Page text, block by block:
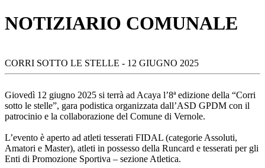
NOTIZIARIO COMUNALE
CORRI SOTTO LE STELLE - 12 GIUGNO 2025
Giovedì 12 giugno 2025 si terrà ad Acaya l’8ª edizione della “Corri
sotto le stelle”, gara podistica organizzata dall’ASD GPDM con il
patrocinio e la collaborazione del Comune di Vernole.
L’evento è aperto ad atleti tesserati FIDAL (categorie Assoluti,
Amatori e Master), atleti in possesso della Runcard e tesserati per gli
Enti di Promozione Sportiva – sezione Atletica.